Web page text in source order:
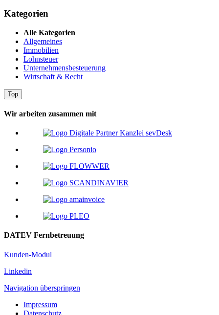
Kategorien
Alle Kategorien
Allgemeines
Immobilien
Lohnsteuer
Unternehmensbesteuerung
Wirtschaft & Recht
Top
Wir arbeiten zusammen mit
DATEV Fernbetreuung
Kunden-Modul
Linkedin
Navigation überspringen
Impressum
Datenschutz